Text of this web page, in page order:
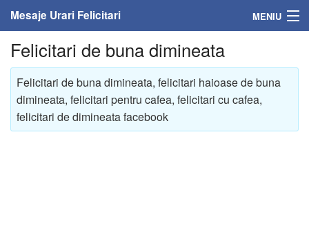
Mesaje Urari Felicitari MENIU
Home
Mesaje
Felicitari
Felicitari de buna dimineata
Felicitari de buna dimineata, felicitari haioase de buna
dimineata, felicitari pentru cafea, felicitari cu cafea,
felicitari de dimineata facebook